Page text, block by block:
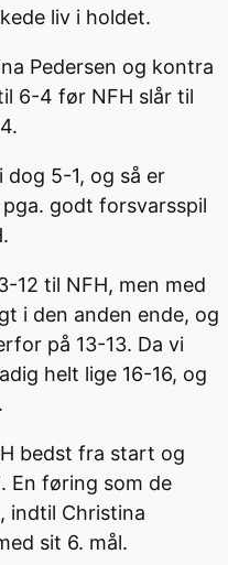
liv i holdet.
Pedersen og kontra
6-4 før NFH slår til
5-1, og så er
godt forsvarsspil
12 til NFH, men med
i den anden ende, og
på 13-13. Da vi
helt lige 16-16, og
bedst fra start og
En føring som de
indtil Christina
sit 6. mål.